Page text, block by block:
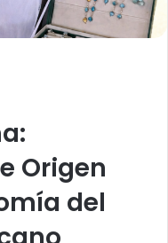
Origen
del